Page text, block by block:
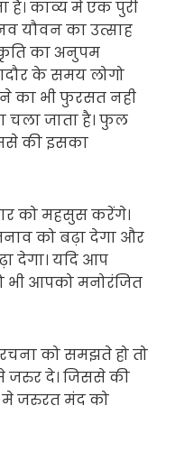
है। काव्य मे एक पुरी
यौवन का उत्साह
का अनुपम
के समय लोगो
का भी फुरसत नही
चला जाता है। फुल
की इसका
को महसुस करेंगे।
को बढ़ा देगा और
देगा। यदि आप
भी आपको मनोरंजित
को समझते हो तो
जरुर दे। जिससे की
जरुरत मंद को